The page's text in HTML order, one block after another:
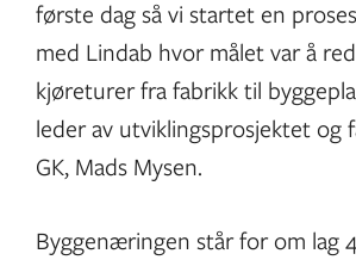
første dag så vi startet en
med Lindab hvor målet var å
kjøreturer fra fabrikk til
leder av utviklingsprosjektet og
GK, Mads Mysen.
Byggenæringen står for om lag